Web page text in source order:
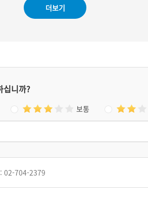
더보기
십니까?
보통
: 02-704-2379